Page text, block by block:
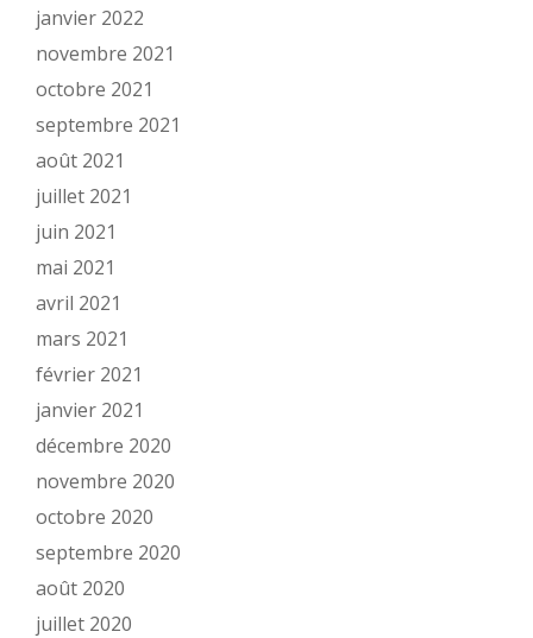
janvier 2022
novembre 2021
octobre 2021
septembre 2021
août 2021
juillet 2021
juin 2021
mai 2021
avril 2021
mars 2021
février 2021
janvier 2021
décembre 2020
novembre 2020
octobre 2020
septembre 2020
août 2020
juillet 2020